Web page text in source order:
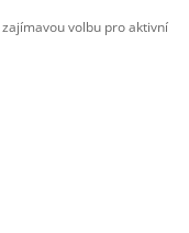
zajímavou volbu pro aktivní